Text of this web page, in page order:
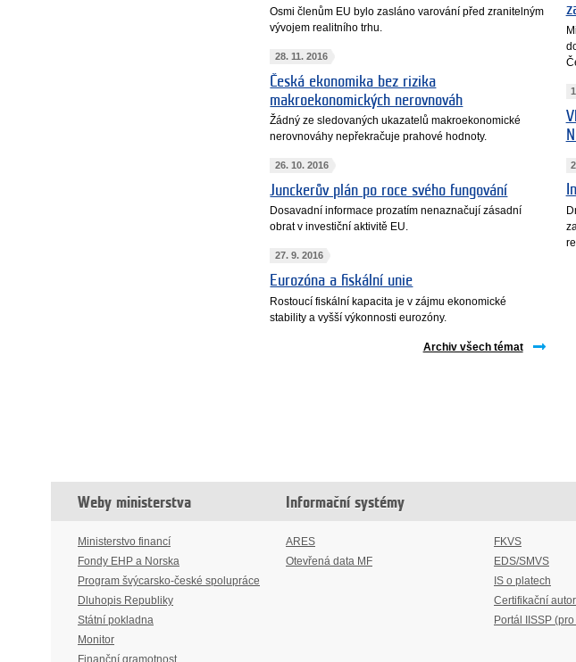
Osmi členům EU bylo zasláno varování před zranitelným
vývojem realitního trhu.
28. 11. 2016
Česká ekonomika bez rizika
makroekonomických nerovnováh
Žádný ze sledovaných ukazatelů makroekonomické
nerovnováhy nepřekračuje prahové hodnoty.
26. 10. 2016
Junckerův plán po roce svého fungování
Dosavadní informace prozatím nenaznačují zásadní
obrat v investiční aktivitě EU.
27. 9. 2016
Eurozóna a fiskální unie
Rostoucí fiskální kapacita je v zájmu ekonomické
stability a vyšší výkonnosti eurozóny.
Archiv všech témat
Weby ministerstva
Ministerstvo financí
Fondy EHP a Norska
Program švýcarsko-české spolupráce
Dluhopis Republiky
Státní pokladna
Monitor
Finanční gramotnost
Informační systémy
ARES
Otevřená data MF
FKVS
EDS/SMVS
IS o platech
Certifikační
Portál IISSP